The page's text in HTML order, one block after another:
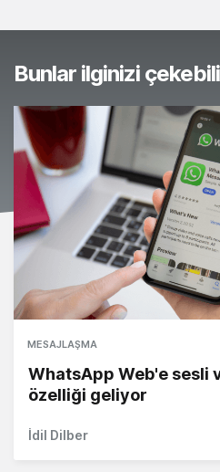
Bunlar ilginizi
MESAJLAŞMA
WhatsApp Web'e sesli
özelliği geliyor
İdil Dilber